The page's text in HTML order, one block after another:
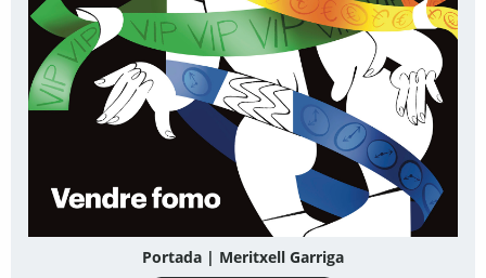
Portada | Meritxell Garriga